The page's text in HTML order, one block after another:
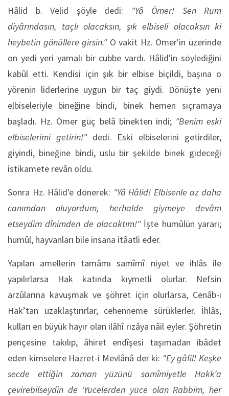
Hâlid b. Velid şöyle dedi:
"Yâ Ömer! Sen Rum
diyârındasın, taçlı olacaksın, şık elbiseli olacaksın ki
heybetin gönüllere girsin."O vakit Hz. Ömer'in üzerinde
on yedi yeri yamalı bir cübbe vardı. Hâlid'in söylediğini
kabûl etti. Kendisi için şık bir elbise biçildi, başına o
yörenin liderlerine uygun bir taç giydi. Dönüşte yeni
elbiseleriyle bineğine bindi, binek hemen sıçramaya
başladı. Hz. Ömer güç belâ binekten indi; "Benim eski
elbiselerimi getirin!"dedi. Eski elbiselerini getirdiler,
giyindi, bineğine bindi, uslu bir şekilde binek gideceği
istikamete revân oldu.
Sonra Hz. Hâlid'e dönerek: "Yâ Hâlid! Elbisenle az daha
canımdan oluyordum, herhalde giymeye devâm
etseydim dînimden de olacaktım!" İşte humûlün yararı;
humûl, hayvanları bile insana itâatli eder.
Yapılan amellerin tamâmı samîmî niyet ve ihlâs ile
yapılırlarsa Hak katında kıymetli olurlar. Nefsin
arzûlarına kavuşmak ve şöhret için olurlarsa, Cenâb-ı
Hak’tan uzaklaştırırlar, cehenneme sürüklerler. İhlâs,
kulları en büyük hayır olan ilâhî rızâya nâil eyler. Şöhretin
pençesine takılıp, âhiret endîşesi taşımadan ibâdet
eden kimselere Hazret-i Mevlânâ der ki: “Ey gâfil! Keşke
secde ettiğin zaman yüzünü samîmiyetle Hakk’a
çevirebilseydin de ‘Yücelerden yüce olan Rabbim, her